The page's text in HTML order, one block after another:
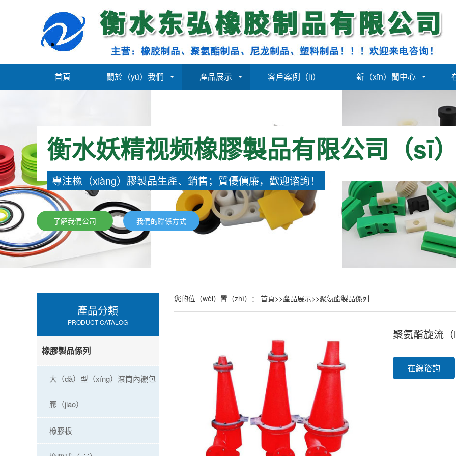
首頁 關於（yú）我們 產品展示 客戶案例（lì） 新（xīn）聞中心
衡水妖精视频橡膠製品有限公司（sī
專注橡（xiàng）膠製品生產、銷售；質優價廉，歡迎谘詢！
了解我們公司 我們的聯係方式
產品分類
PRODUCT CATALOG
橡膠製品係列
大（dà）型（xíng）滾筒內襯包
膠（jiāo）
橡膠板
您的位（wèi）置（zhì）： 首頁>>產品展示>>聚氨酯製品係列
聚氨酯旋流
在線谘詢